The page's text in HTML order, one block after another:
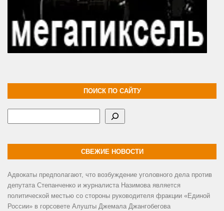
ПОИСК ПО САЙТУ
СВЕЖИЕ НОВОСТИ
Адвокаты предполагают, что возбуждение уголовного дела против
депутата Степанченко и журналиста Назимова является
политической местью со стороны руководителя фракции «Единой
России» в горсовете Алушты Джемала Джангобегова